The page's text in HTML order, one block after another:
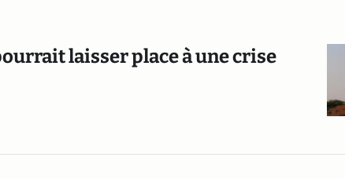
laisser place à une crise